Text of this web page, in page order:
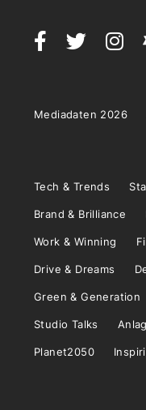
Mediadaten 2026
Tech & Trends
Brand & Brilliance
Work & Winning
Drive & Dreams
Green & Generation
Studio Talks
Planet2050